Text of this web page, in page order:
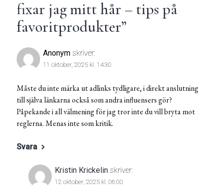
fixar jag mitt hår – tips på
favoritprodukter”
Anonym skriver:
11 oktober, 2025 kl. 14:30
Måste du inte märka ut adlinks tydligare, i direkt anslutning
till själva länkarna också som andra influensers gör?
Påpekande i all välmening för jag tror inte du vill bryta mot
reglerna. Menas inte som kritik.
Svara
Kristin Krickelin skriver:
12 oktober, 2025 kl. 06:00